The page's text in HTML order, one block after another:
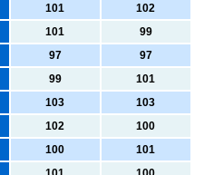
101
102
101
99
97
97
99
101
103
103
102
100
100
101